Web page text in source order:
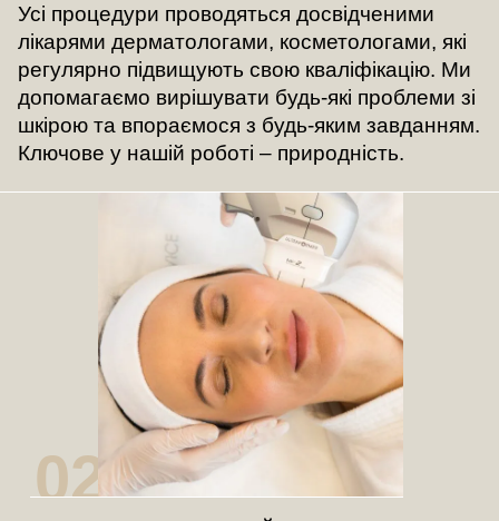
Усі процедури проводяться досвідченими
лікарями дерматологами, косметологами, які
регулярно підвищують свою кваліфікацію. Ми
допомагаємо вирішувати будь-які проблеми зі
шкірою та впораємося з будь-яким завданням.
Ключове у нашій роботі – природність.
02